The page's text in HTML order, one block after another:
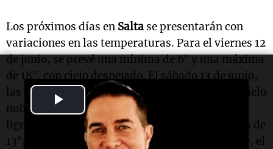
Play
Video
Los próximos días en Salta se presentarán con
variaciones en las temperaturas. Para el viernes 12
de junio, se prevé una mínima de 6° y una máxima
de 18°, con cielo despejado. El sábado 13 de junio,
las temperaturas oscilarán entre 8° y 21°, con cielo
nublado. El domingo 14 de junio, se anticipa un
ligero descenso, con mínimas de 10° y máximas de
13°, y posibilidad de lluvias ligeras. Finalmente, el